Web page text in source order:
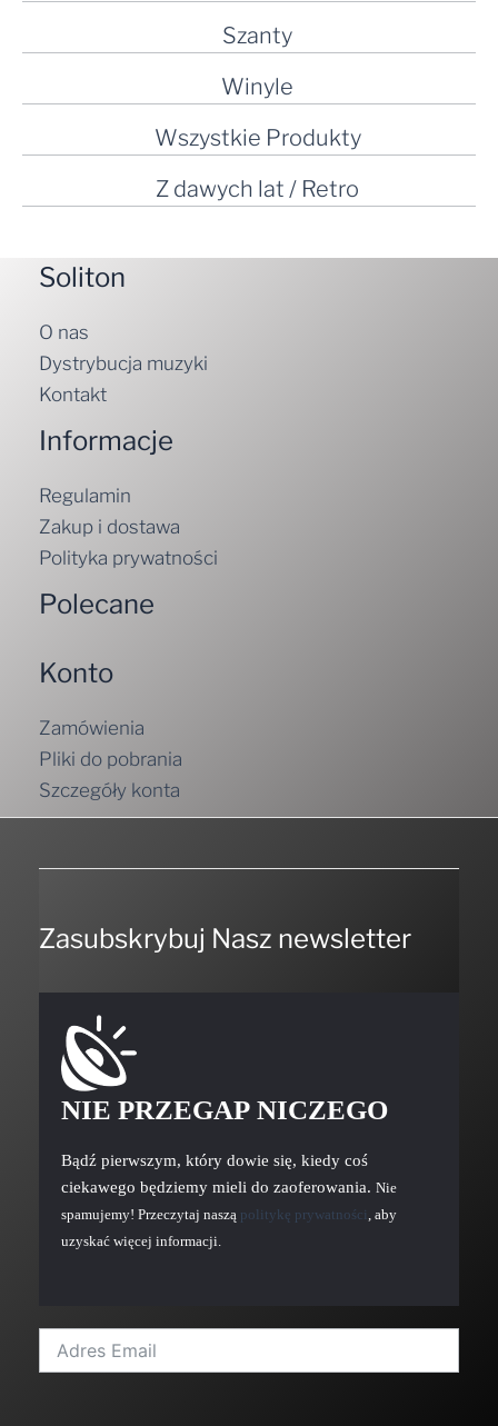
Szanty
Winyle
Wszystkie Produkty
Z dawych lat / Retro
Soliton
O nas
Dystrybucja muzyki
Kontakt
Informacje
Regulamin
Zakup i dostawa
Polityka prywatności
Polecane
Konto
Zamówienia
Pliki do pobrania
Szczegóły konta
Zasubskrybuj Nasz newsletter
NIE PRZEGAP NICZEGO
Bądź pierwszym, który dowie się, kiedy coś
ciekawego będziemy mieli do zaoferowania. Nie
spamujemy! Przeczytaj naszą politykę prywatności, aby
uzyskać więcej informacji.